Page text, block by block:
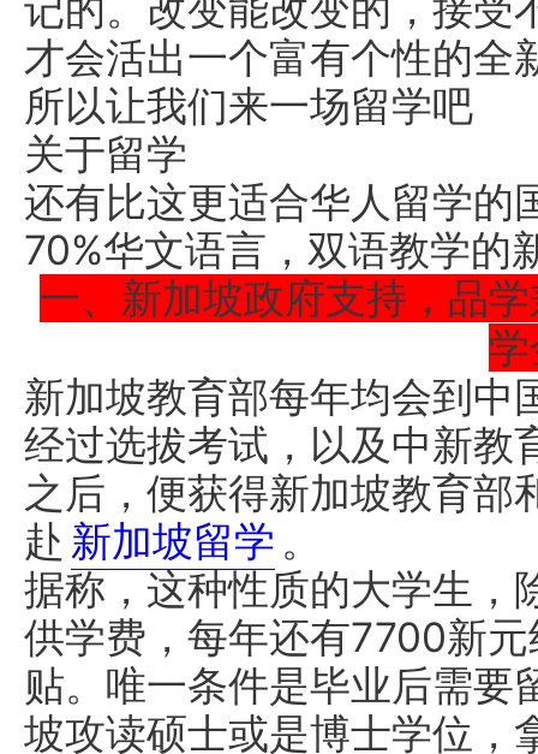
记的。改变能改变的，接受
才会活出一个富有个性的全
所以让我们来一场留学吧
关于留学
还有比这更适合华人留学的
70%华文语言，双语教学的
一、新加坡政府支持，品
新加坡教育部每年均会到中
经过选拔考试，以及中新教
之后，便获得新加坡教育部
赴 新加坡留学 。
据称，这种性质的大学生，
供学费，每年还有7700新
贴。唯一条件是毕业后需要
坡攻读硕士或是博士学位，